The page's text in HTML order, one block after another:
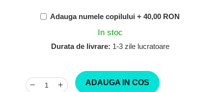
Adauga numele copilului + 40,00 RON
In stoc
Durata de livrare: 1-3 zile lucratoare
ADAUGA IN COS